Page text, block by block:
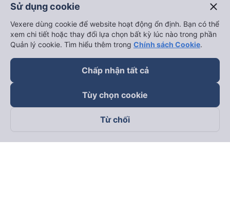
Theo dõi chúng tôi trên
Sử dụng cookie close
Vexere dùng cookie để website hoạt động ổn định. Bạn có thể
xem chi tiết hoặc thay đổi lựa chọn bất kỳ lúc nào trong phần
Quản lý cookie. Tìm hiểu thêm trong Chính sách Cookie.
Chấp nhận tất cả
Tùy chọn cookie
Từ chối